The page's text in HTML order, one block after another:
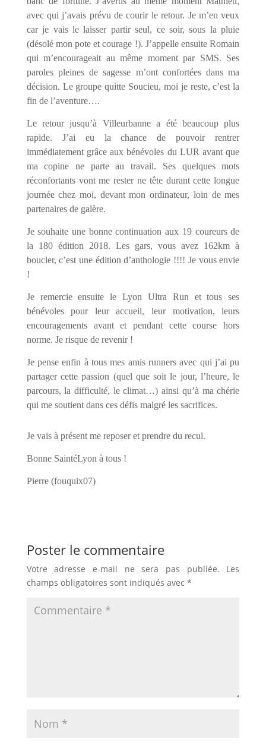
avec qui j’avais prévu de courir le retour. Je m’en veux
car je vais le laisser partir seul, ce soir, sous la pluie
(désolé mon pote et courage !). J’appelle ensuite Romain
qui m’encourageait au même moment par SMS. Ses
paroles pleines de sagesse m’ont confortées dans ma
décision. Le groupe quitte Soucieu, moi je reste, c’est la
fin de l’aventure….
Le retour jusqu’à Villeurbanne a été beaucoup plus
rapide. J’ai eu la chance de pouvoir rentrer
immédiatement grâce aux bénévoles du LUR avant que
ma copine ne parte au travail. Ses quelques mots
réconfortants vont me rester ne tête durant cette longue
journée chez moi, devant mon ordinateur, loin de mes
partenaires de galère.
Je souhaite une bonne continuation aux 19 coureurs de
la 180 édition 2018. Les gars, vous avez 162km à
boucler, c’est une édition d’anthologie !!!! Je vous envie
!
Je remercie ensuite le Lyon Ultra Run et tous ses
bénévoles pour leur accueil, leur motivation, leurs
encouragements avant et pendant cette course hors
norme. Je risque de revenir !
Je pense enfin à tous mes amis runners avec qui j’ai pu
partager cette passion (quel que soit le jour, l’heure, le
parcours, la difficulté, le climat…) ainsi qu’à ma chérie
qui me soutient dans ces défis malgré les sacrifices.
Je vais à présent me reposer et prendre du recul.
Bonne SaintéLyon à tous !
Pierre (fouquix07)
Poster le commentaire
Votre adresse e-mail ne sera pas publiée.
Les
champs obligatoires sont indiqués avec *